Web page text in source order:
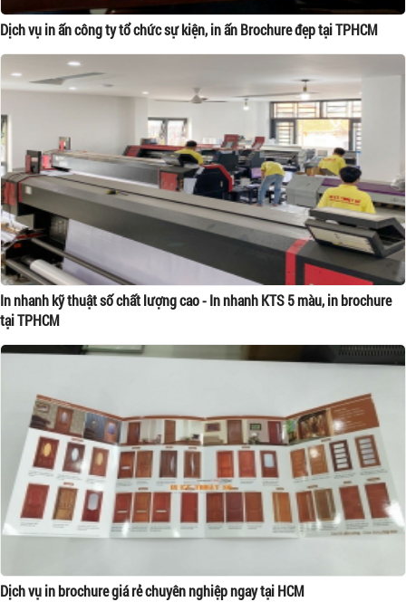
Dịch vụ in ấn công ty tổ chức sự kiện, in ấn Brochure đẹp tại TPHCM
In nhanh kỹ thuật số chất lượng cao - In nhanh KTS 5 màu, in brochure
tại TPHCM
Dịch vụ in brochure giá rẻ chuyên nghiệp ngay tại HCM